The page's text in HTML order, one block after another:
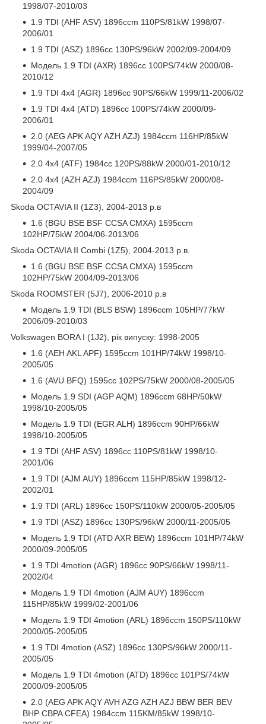
1998/07-2010/03
1.9 TDI (AHF ASV) 1896ccm 110PS/81kW 1998/07-
2006/01
1.9 TDI (ASZ) 1896cc 130PS/96kW 2002/09-2004/09
Модель 1.9 TDI (AXR) 1896cc 100PS/74kW 2000/08-
2010/12
1.9 TDI 4x4 (AGR) 1896cc 90PS/66kW 1999/11-2006/02
1.9 TDI 4x4 (ATD) 1896cc 100PS/74kW 2000/09-
2006/01
2.0 (AEG APK AQY AZH AZJ) 1984ccm 116HP/85kW
1999/04-2007/05
2.0 4x4 (ATF) 1984cc 120PS/88kW 2000/01-2010/12
2.0 4x4 (AZH AZJ) 1984ccm 116PS/85kW 2000/08-
2004/09
Skoda OCTAVIA II (1Z3), 2004-2013 р.в
1.6 (BGU BSE BSF CCSA CMXA) 1595ccm
102HP/75kW 2004/06-2013/06
Skoda OCTAVIA II Combi (1Z5), 2004-2013 р.в.
1.6 (BGU BSE BSF CCSA CMXA) 1595ccm
102HP/75kW 2004/09-2013/06
Skoda ROOMSTER (5J7), 2006-2010 р.в
Модель 1.9 TDI (BLS BSW) 1896ccm 105HP/77kW
2006/09-2010/03
Volkswagen BORA I (1J2), рік випуску: 1998-2005
1.6 (AEH AKL APF) 1595ccm 101HP/74kW 1998/10-
2005/05
1.6 (AVU BFQ) 1595cc 102PS/75kW 2000/08-2005/05
Модель 1.9 SDI (AGP AQM) 1896ccm 68HP/50kW
1998/10-2005/05
Модель 1.9 TDI (EGR ALH) 1896ccm 90HP/66kW
1998/10-2005/05
1.9 TDI (AHF ASV) 1896cc 110PS/81kW 1998/10-
2001/06
1.9 TDI (AJM AUY) 1896ccm 115HP/85kW 1998/12-
2002/01
1.9 TDI (ARL) 1896cc 150PS/110kW 2000/05-2005/05
1.9 TDI (ASZ) 1896cc 130PS/96kW 2000/11-2005/05
Модель 1.9 TDI (ATD AXR BEW) 1896ccm 101HP/74kW
2000/09-2005/05
1.9 TDI 4motion (AGR) 1896cc 90PS/66kW 1998/11-
2002/04
Модель 1.9 TDI 4motion (AJM AUY) 1896ccm
115HP/85kW 1999/02-2001/06
Модель 1.9 TDI 4motion (ARL) 1896ccm 150PS/110kW
2000/05-2005/05
1.9 TDI 4motion (ASZ) 1896cc 130PS/96kW 2000/11-
2005/05
Модель 1.9 TDI 4motion (ATD) 1896cc 101PS/74kW
2000/09-2005/05
2.0 (AEG APK AQY AVH AZG AZH AZJ BBW BER BEV
BHP CBPA CFEA) 1984ccm 115KM/85kW 1998/10-